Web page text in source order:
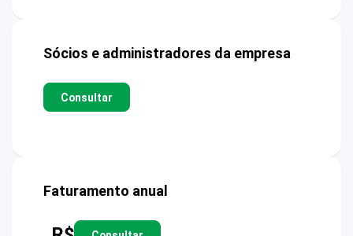
Sócios e administradores da empresa
Consultar
Faturamento anual